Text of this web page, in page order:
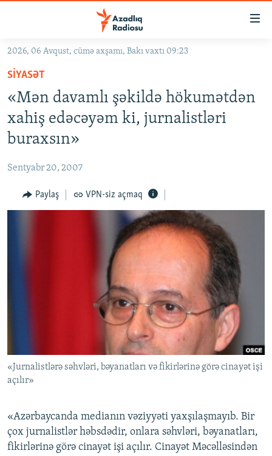
Əsas
qayıt
Əsas
naviqasiyaya
qayıt
Axtarışa
GÜNDƏM
KORRUPSIOMETR
#ƏSLINDƏ
QANUNI DOĞRU
ARAŞDIRMA
AZƏRBAYCAN ƏDƏBIYYATI KITABXANASI
İSLAM VƏ DEMOKRATIYA
İZ - MƏDƏNIYYƏT PROQRAMI
PEŞƏ ETIKASI VƏ JURNALISTIKA STANDARTLARIMIZ
MATERIALLARIMIZDAN ISTIFADƏ
AZADLIQRADIOSU MOBIL TELEFONUNUZDA
BIZIMLƏ ƏLAQƏ
RFE/RL-in bütün saytları
2026, 06 Avqust, cümə axşamı, Bakı vaxtı 09:23
SIYASƏT
«Mən davamlı şəkildə hökumətdən
xahiş edəcəyəm ki, jurnalistləri
buraxsın»
Sentyabr 20, 2007
Paylaş VPN-siz açmaq
«Jurnalistlərə səhvləri, bəyanatları və fikirlərinə görə cinayət işi
açılır»
«Azərbaycanda medianın vəziyyəti yaxşılaşmayıb. Bir
çox jurnalistlər həbsdədir, onlara səhvləri, bəyanatları,
fikirlərinə görə cinayət işi açılır. Cinayət Məcəlləsindən